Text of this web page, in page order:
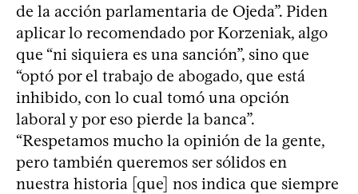
de la acción parlamentaria de Ojeda”. Piden
aplicar lo recomendado por Korzeniak, algo
que “ni siquiera es una sanción”, sino que
“optó por el trabajo de abogado, que está
inhibido, con lo cual tomó una opción
laboral y por eso pierde la banca”.
“Respetamos mucho la opinión de la gente,
pero también queremos ser sólidos en
nuestra historia [que] nos indica que siempre